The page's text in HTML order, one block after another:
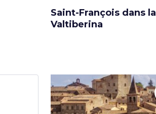
Saint-François dans la
Valtiberina